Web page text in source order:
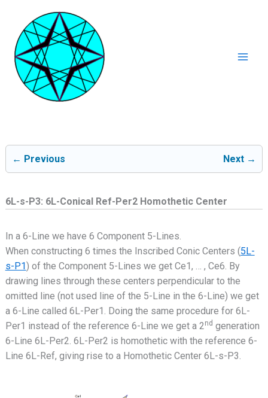
inhoud
← Previous Next →
6L-s-P3: 6L-Conical Ref-Per2 Homothetic Center
In a 6-Line we have 6 Component 5-Lines.
When constructing 6 times the Inscribed Conic Centers (5L-
s-P1 ) of the Component 5-Lines we get Ce1, … , Ce6. By
drawing lines through these centers perpendicular to the
omitted line (not used line of the 5-Line in the 6-Line) we get
a 6-Line called 6L-Per1. Doing the same procedure for 6L-
Per1 instead of the reference 6-Line we get a 2nd generation
6-Line 6L-Per2. 6L-Per2 is homothetic with the reference 6-
Line 6L-Ref, giving rise to a Homothetic Center 6L-s-P3.